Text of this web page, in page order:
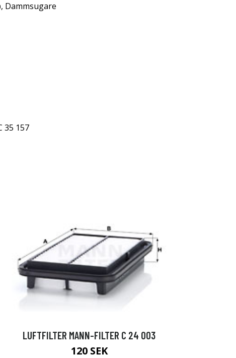
, Dammsugare
35 157
LUFTFILTER MANN-FILTER C 24 003
120 SEK